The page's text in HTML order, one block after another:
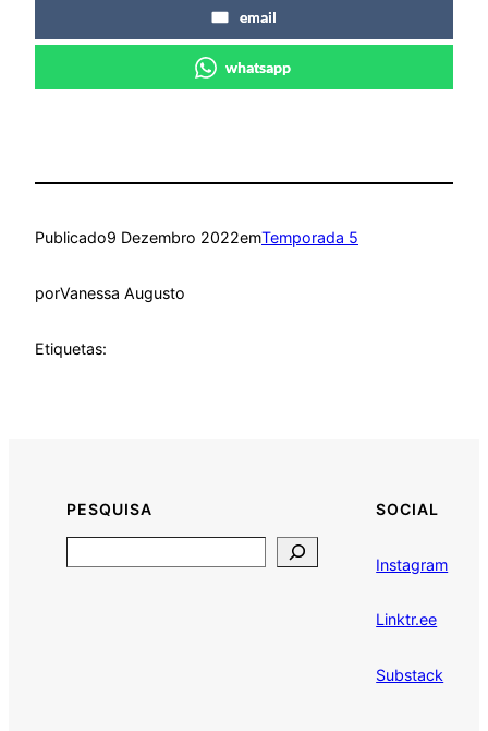
email
whatsapp
Publicado9 Dezembro 2022emTemporada 5
porVanessa Augusto
Etiquetas:
PESQUISA SOCIAL
Instagram
Linktr.ee
Substack